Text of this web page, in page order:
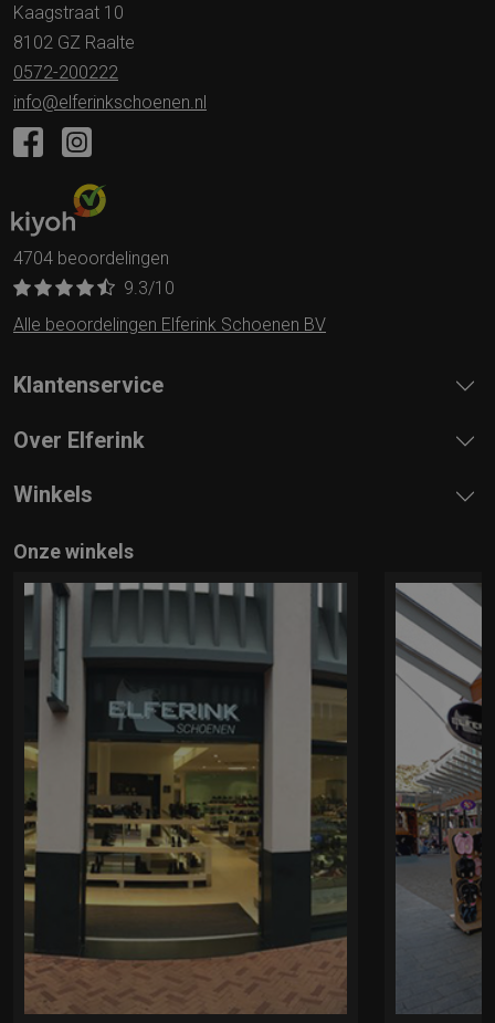
Kaagstraat 10
8102 GZ Raalte
0572-200222
info@elferinkschoenen.nl
4704 beoordelingen
9.3/10
Alle beoordelingen Elferink Schoenen BV
Klantenservice
Over Elferink
Winkels
Onze winkels